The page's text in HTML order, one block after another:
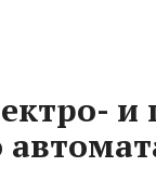
и